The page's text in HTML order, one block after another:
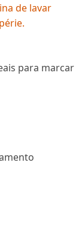
de lavar
para marcar